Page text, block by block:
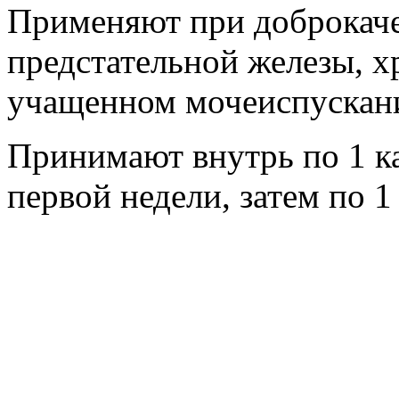
Применяют при
предстательной железы,
учащенном
Принимают внутрь по 1
первой недели, затем по